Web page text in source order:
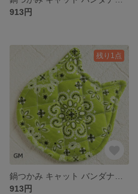
913円
残り1点
913円